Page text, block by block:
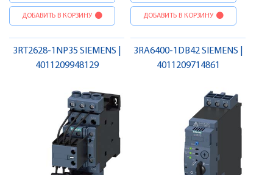
ДОБАВИТЬ В КОРЗИНУ ДОБАВИТЬ В КОРЗИНУ
3RT2628-1NP35 SIEMENS |
4011209948129
3RA6400-1DB42 SIEMENS |
4011209714861